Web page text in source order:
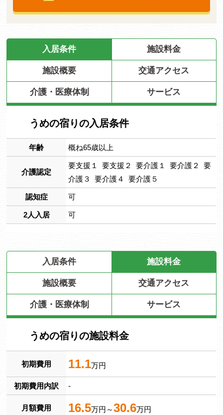
入居条件 施設料金
施設概要 交通アクセス
介護・医療体制 サービス
うめの宿りの入居条件
年齢 概ね65歳以上
介護認定
要支援１ 要支援２ 要介護１ 要介護２ 要
介護３ 要介護４ 要介護５
認知症 可
2人入居 可
入居条件 施設料金
施設概要 交通アクセス
介護・医療体制 サービス
うめの宿りの施設料金
初期費用 11.1万円
初期費用内訳 -
月額費用 16.5万円～30.6万円